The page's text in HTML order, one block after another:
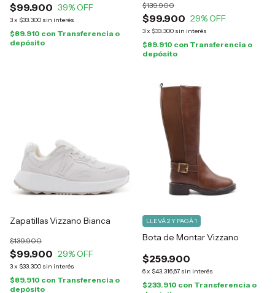
$99.900 39% OFF
3x $33.300 sin interés
$89.910 con Transferencia o
depósito
$99.900
$139.900
29% OFF
3x $33.300 sin interés
$89.910 con Transferencia o
depósito
Zapatillas Vizzano Bianca
$99.900
$139.900
29% OFF
3x $33.300 sin interés
$89.910 con Transferencia o
depósito
Bota de Montar Vizzano
$259.900
6x $43.316,67 sin interés
LLEVÁ 2 Y PAGÁ 1
$233.910 con Transferencia o